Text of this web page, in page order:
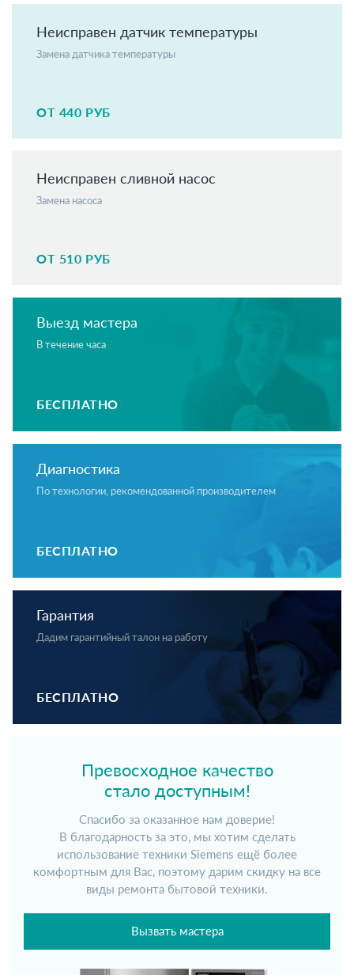
Неисправен датчик температуры
Замена датчика температуры
ОТ 440 РУБ
Неисправен сливной насос
Замена насоса
ОТ 510 РУБ
Выезд мастера
В течение часа
БЕСПЛАТНО
Диагностика
По технологии, рекомендованной производителем
БЕСПЛАТНО
Гарантия
Дадим гарантийный талон на работу
БЕСПЛАТНО
Превосходное качество
стало доступным!
Спасибо за оказанное нам доверие!
В благодарность за это, мы хотим сделать
использование техники Siemens ещё более
комфортным для Вас, поэтому дарим скидку на все
виды ремонта бытовой техники.
Вызвать мастера